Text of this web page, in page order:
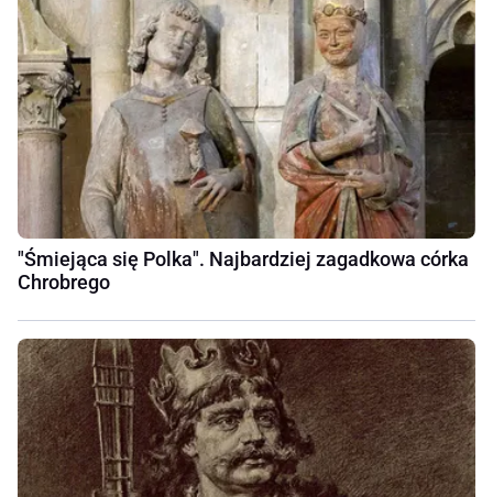
"Śmiejąca się Polka". Najbardziej zagadkowa córka
Chrobrego